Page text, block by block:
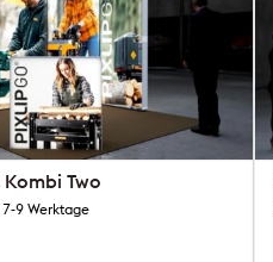
Kombi Two
9 Werktage